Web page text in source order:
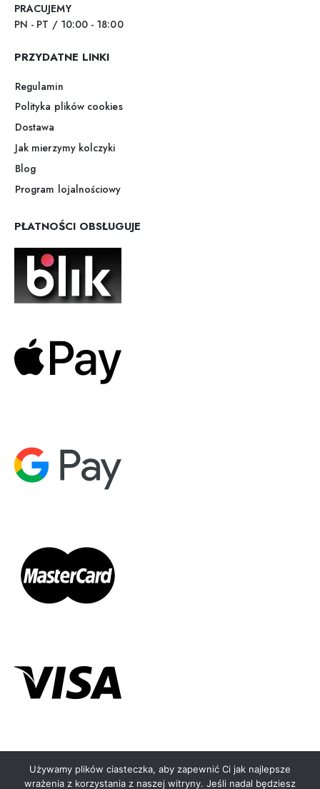
←
PRACUJEMY
PN - PT / 10:00 - 18:00
PRZYDATNE LINKI
Regulamin
Polityka plików cookies
Dostawa
Jak mierzymy kolczyki
Blog
Program lojalnościowy
PŁATNOŚCI OBSŁUGUJE
Używamy plików ciasteczka, aby zapewnić Ci jak najlepsze
wrażenia z korzystania z naszej witryny. Jeśli nadal będziesz